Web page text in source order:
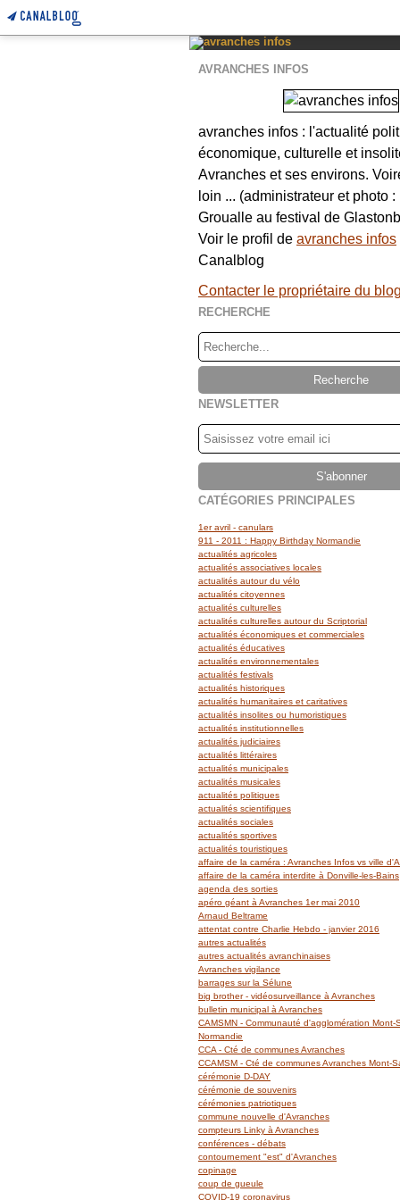
AVRANCHES INFOS
avranches infos : l'actualité
économique, culturelle et
Avranches et ses environs.
loin ... (administrateur et photo
Groualle au festival de
Voir le profil de avranches infos
Canalblog
Contacter le propriétaire du blog
RECHERCHE
NEWSLETTER
CATÉGORIES PRINCIPALES
1er avril - canulars
911 - 2011 : Happy Birthday Normandie
actualités agricoles
actualités associatives locales
actualités autour du vélo
actualités citoyennes
actualités culturelles
actualités culturelles autour du Scriptorial
actualités économiques et commerciales
actualités éducatives
actualités environnementales
actualités festivals
actualités historiques
actualités humanitaires et caritatives
actualités insolites ou humoristiques
actualités institutionnelles
actualités judiciaires
actualités littéraires
actualités municipales
actualités musicales
actualités politiques
actualités scientifiques
actualités sociales
actualités sportives
actualités touristiques
affaire de la caméra : Avranches Infos vs ville
affaire de la caméra interdite à Donville-les-Bains
agenda des sorties
apéro géant à Avranches 1er mai 2010
Arnaud Beltrame
attentat contre Charlie Hebdo - janvier 2016
autres actualités
autres actualités avranchinaises
Avranches vigilance
barrages sur la Sélune
big brother - vidéosurveillance à Avranches
bulletin municipal à Avranches
CAMSMN - Communauté d'agglomération Mont-
Normandie
CCA - Cté de communes Avranches
CCAMSM - Cté de communes Avranches Mont-
cérémonie D-DAY
cérémonie de souvenirs
cérémonies patriotiques
commune nouvelle d'Avranches
compteurs Linky à Avranches
conférences - débats
contournement "est" d'Avranches
copinage
coup de gueule
COVID-19 coronavirus